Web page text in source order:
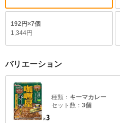
192円×7個
1,344円
バリエーション
種類： キーマカレー
セット数： 3個